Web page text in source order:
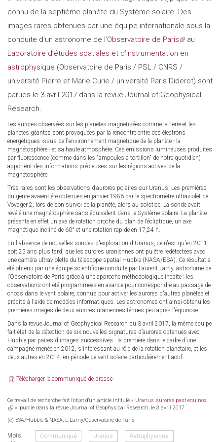
connu de la septième planète du Système solaire. Des
images rares obtenues par une équipe internationale sous la
conduite d’un astronome de l’Observatoire de Paris(link
is
external)
au
Laboratoire d’études spatiales et d’instrumentation en
astrophysique (Observatoire de Paris / PSL / CNRS /
université Pierre et Marie Curie / université Paris Diderot) sont
parues le 3 avril 2017 dans la revue Journal of Geophysical
Research.
Les aurores observées sur les planètes magnétisées comme la Terre et les
planètes géantes sont provoquées par la rencontre entre des électrons
énergétiques issus de l'environnement magnétique de la planète - la
magnétosphère - et sa haute atmosphère. Ces émissions lumineuses produites
par fluorescence (comme dans les "ampoules à tortillon" de notre quotidien)
apportent des informations précieuses sur les régions actives de la
magnétosphère.
Très rares sont les observations d’aurores polaires sur Uranus. Les premières
du genre avaient été obtenues en janvier 1986 par le spectromètre ultraviolet de
Voyager 2, lors de son survol de la planète, alors au solstice. La sonde avait
révélé une magnétosphère sans équivalent dans le Système solaire. La planète
présente en effet un axe de rotation proche du plan de l’écliptique, un axe
magnétique incliné de 60° et une rotation rapide en 17,24 h.
En l'absence de nouvelles sondes d'exploration d'Uranus, ce n'est qu'en 2011,
soit 25 ans plus tard, que les aurores uraniennes ont pu être redétectées avec
une caméra ultraviolette du télescope spatial Hubble (NASA/ESA). Ce résultat a
été obtenu par une équipe scientifique conduite par Laurent Lamy, astronome de
l’Observatoire de Paris grâce à une approche méthodologique inédite : les
observations ont été programmées en avance pour correspondre au passage de
chocs dans le vent solaire, connus pour activer les aurores d'autres planètes et
prédits à l'aide de modèles informatiques. Les astronomes ont ainsi obtenu les
premières images de deux aurores uraniennes ténues peu après l'équinoxe.
Dans la revue Journal of Geophysical Research du 3 avril 2017, la même équipe
fait état de la détection de six nouvelles signatures d’aurores obtenues avec
Hubble par paires d'images successives : la première dans le cadre d’une
campagne menée en 2012, s'intéressant au rôle de la rotation planétaire, et les
deux autres en 2014, en période de vent solaire particulièrement actif.
Télécharger le communiqué de presse
Ce travail de recherche fait l'objet d'un article intitulé « Uranus' aurorae past equinox
(link
external)
», publié dans la revue Journal of Geophysical Research, le 3 avril 2017.
(c) ESA/Hubble & NASA, L.Lamy/Observatoire de Paris
Mots
Communiqué Uranus Astrophysique